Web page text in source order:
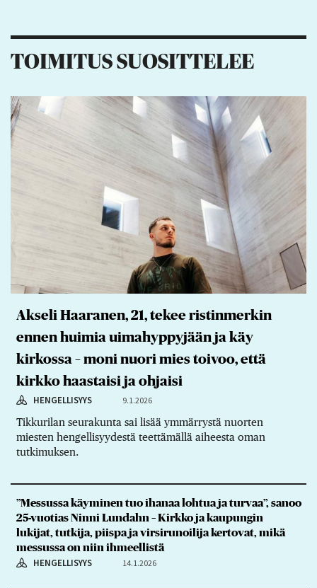
TOIMITUS SUOSITTELEE
Akseli Haaranen, 21, tekee ristinmerkin
ennen huimia uimahyppyjään ja käy
kirkossa – moni nuori mies toivoo, että
kirkko haastaisi ja ohjaisi
HENGELLISYYS 9.1.2026
Tikkurilan seurakunta sai lisää ymmärrystä nuorten
miesten hengellisyydestä teettämällä aiheesta oman
tutkimuksen.
”Messussa käyminen tuo ihanaa lohtua ja turvaa”, sanoo
25-vuotias Ninni Lundahn – Kirkko ja kaupungin
lukijat, tutkija, piispa ja virsirunoilija kertovat, mikä
messussa on niin ihmeellistä
HENGELLISYYS 14.1.2026